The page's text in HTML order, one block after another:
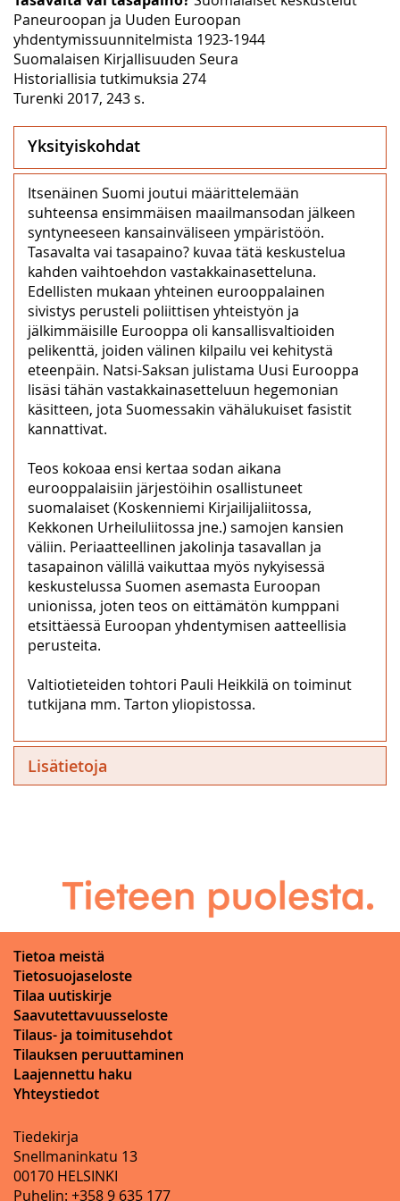
Paneuroopan ja Uuden Euroopan
yhdentymissuunnitelmista 1923-1944
Suomalaisen Kirjallisuuden Seura
Historiallisia tutkimuksia 274
Turenki 2017, 243 s.
Yksityiskohdat
Itsenäinen Suomi joutui määrittelemään
suhteensa ensimmäisen maailmansodan jälkeen
syntyneeseen kansainväliseen ympäristöön.
Tasavalta vai tasapaino? kuvaa tätä keskustelua
kahden vaihtoehdon vastakkainasetteluna.
Edellisten mukaan yhteinen eurooppalainen
sivistys perusteli poliittisen yhteistyön ja
jälkimmäisille Eurooppa oli kansallisvaltioiden
pelikenttä, joiden välinen kilpailu vei kehitystä
eteenpäin. Natsi-Saksan julistama Uusi Eurooppa
lisäsi tähän vastakkainasetteluun hegemonian
käsitteen, jota Suomessakin vähälukuiset fasistit
kannattivat.
Teos kokoaa ensi kertaa sodan aikana
eurooppalaisiin järjestöihin osallistuneet
suomalaiset (Koskenniemi Kirjailijaliitossa,
Kekkonen Urheiluliitossa jne.) samojen kansien
väliin. Periaatteellinen jakolinja tasavallan ja
tasapainon välillä vaikuttaa myös nykyisessä
keskustelussa Suomen asemasta Euroopan
unionissa, joten teos on eittämätön kumppani
etsittäessä Euroopan yhdentymisen aatteellisia
perusteita.
Valtiotieteiden tohtori Pauli Heikkilä on toiminut
tutkijana mm. Tarton yliopistossa.
Lisätietoja
Tietoa meistä
Tietosuojaseloste
Tilaa uutiskirje
Saavutettavuusseloste
Tilaus- ja toimitusehdot
Tilauksen peruuttaminen
Laajennettu haku
Yhteystiedot
Tiedekirja
Snellmaninkatu 13
00170 HELSINKI
Puhelin: +358 9 635 177